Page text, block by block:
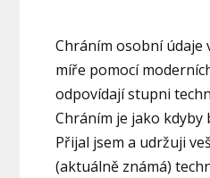
Chráním osobní údaje
míře pomocí
odpovídají stupni
Chráním je jako kdyby
Přijal jsem a udržuji
(aktuálně známá)